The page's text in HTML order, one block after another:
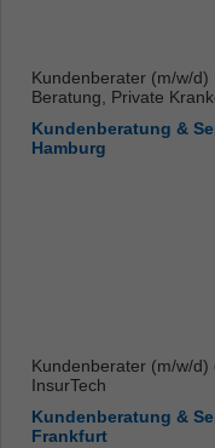
Kundenberater (m/w/d)
Beratung, Private
Kundenberatung &
Hamburg
Kundenberater (m/w/d)
InsurTech
Kundenberatung &
Frankfurt